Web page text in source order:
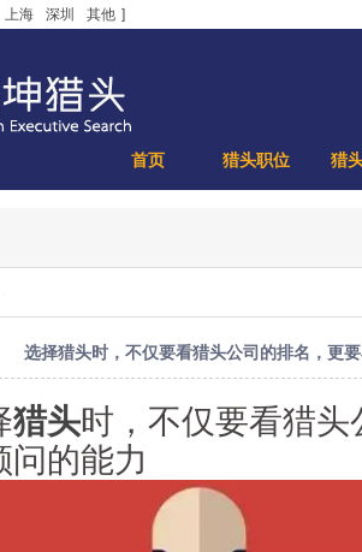
上海 深圳 其他 ]
首页 猎头职位 猎
选择猎头时，不仅要看猎头公司的排名，更
猎头时，不仅要看猎
问的能力